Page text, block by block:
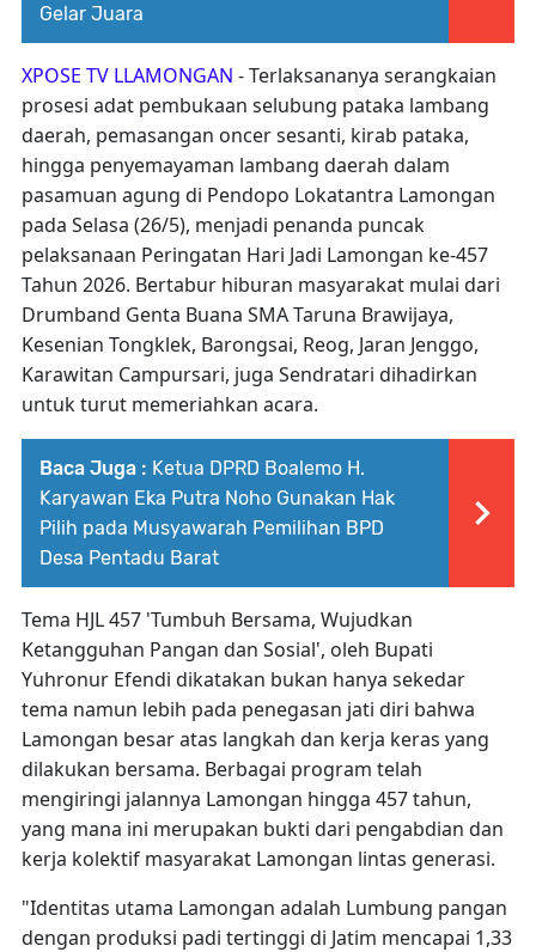
Gelar Juara
XPOSE TV LLAMONGAN - Terlaksananya serangkaian
prosesi adat pembukaan selubung pataka lambang
daerah, pemasangan oncer sesanti, kirab pataka,
hingga penyemayaman lambang daerah dalam
pasamuan agung di Pendopo Lokatantra Lamongan
pada Selasa (26/5), menjadi penanda puncak
pelaksanaan Peringatan Hari Jadi Lamongan ke-457
Tahun 2026. Bertabur hiburan masyarakat mulai dari
Drumband Genta Buana SMA Taruna Brawijaya,
Kesenian Tongklek, Barongsai, Reog, Jaran Jenggo,
Karawitan Campursari, juga Sendratari dihadirkan
untuk turut memeriahkan acara.
Baca Juga : Ketua DPRD Boalemo H.
Karyawan Eka Putra Noho Gunakan Hak
Pilih pada Musyawarah Pemilihan BPD
Desa Pentadu Barat
Tema HJL 457 'Tumbuh Bersama, Wujudkan
Ketangguhan Pangan dan Sosial', oleh Bupati
Yuhronur Efendi dikatakan bukan hanya sekedar
tema namun lebih pada penegasan jati diri bahwa
Lamongan besar atas langkah dan kerja keras yang
dilakukan bersama. Berbagai program telah
mengiringi jalannya Lamongan hingga 457 tahun,
yang mana ini merupakan bukti dari pengabdian dan
kerja kolektif masyarakat Lamongan lintas generasi.
"Identitas utama Lamongan adalah Lumbung pangan
dengan produksi padi tertinggi di Jatim mencapai 1,33